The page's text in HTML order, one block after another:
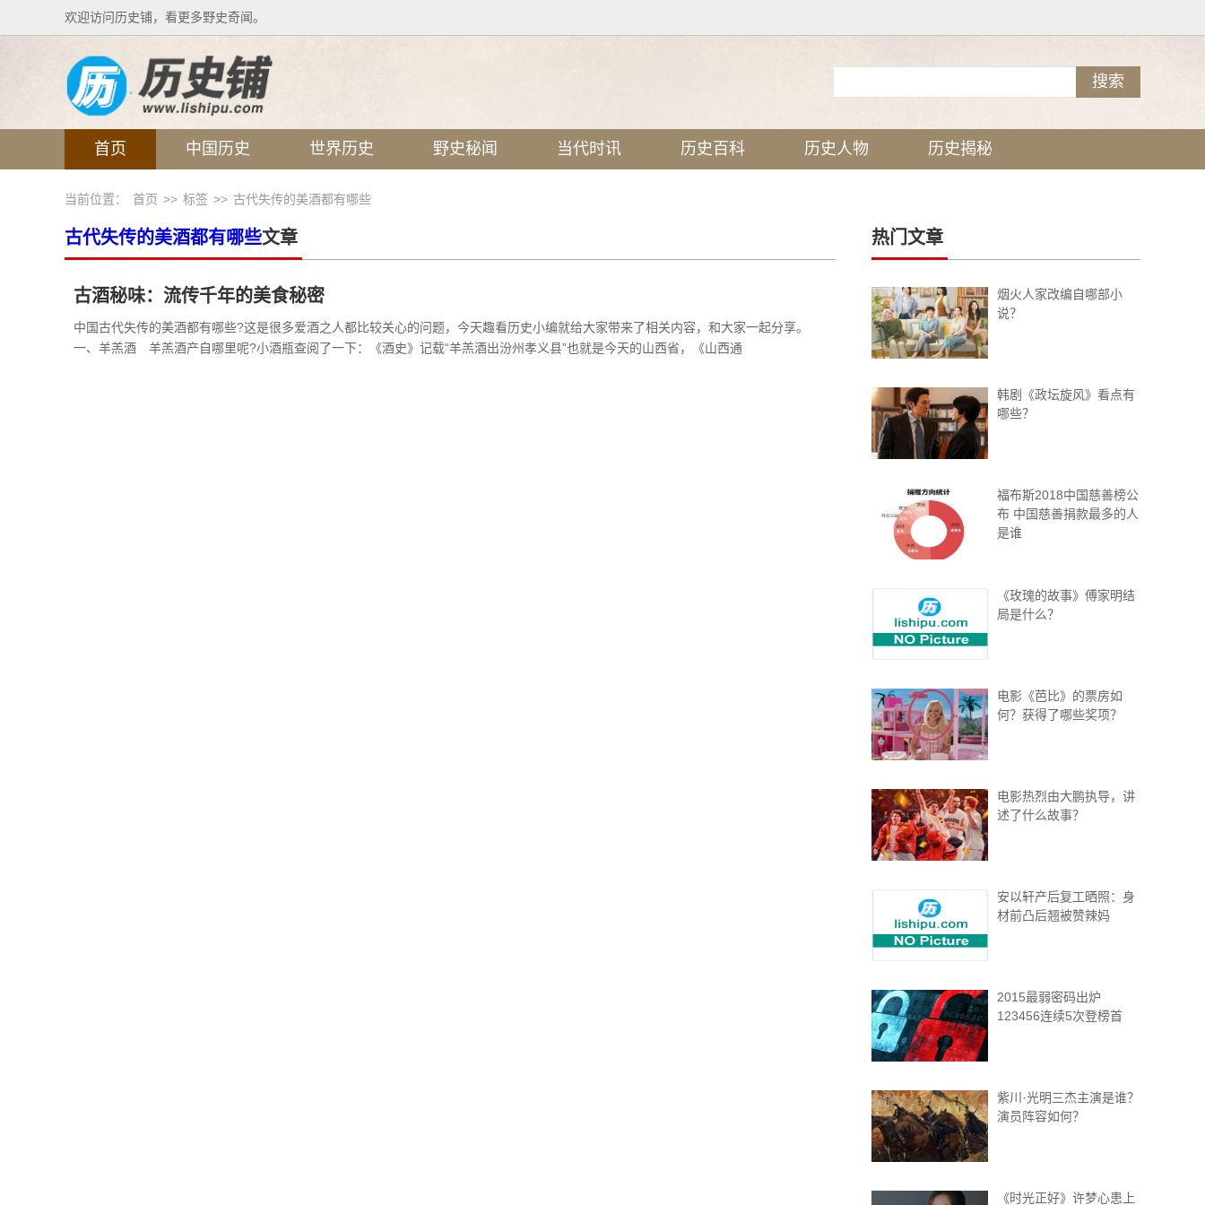
欢迎访问历史铺，看更多野史奇闻。
首页 中国历史 世界历史 野史秘闻 当代时讯 历史百科 历史人物 历史揭秘
当前位置： 首页 >> 标签 >> 古代失传的美酒都有哪些
古代失传的美酒都有哪些文章
古酒秘味：流传千年的美食秘密
中国古代失传的美酒都有哪些?这是很多爱酒之人都比较关心的问题，今天趣看历史小编就给大家带来了相关内容，和大家一起分享。
一、羊羔酒 羊羔酒产自哪里呢?小酒瓶查阅了一下：《酒史》记载“羊羔酒出汾州孝义县”也就是今天的山西省，《山西通
热门文章
烟火人家改编自哪部小
说？
韩剧《政坛旋风》看点有
哪些？
福布斯2018中国慈善榜公
布 中国慈善捐款最多的人
是谁
《玫瑰的故事》傅家明结
局是什么？
电影《芭比》的票房如
何？获得了哪些奖项？
电影热烈由大鹏执导，讲
述了什么故事？
安以轩产后复工晒照：身
材前凸后翘被赞辣妈
2015最弱密码出炉
123456连续5次登榜首
紫川·光明三杰主演是谁？
演员阵容如何？
《时光正好》许梦心患上